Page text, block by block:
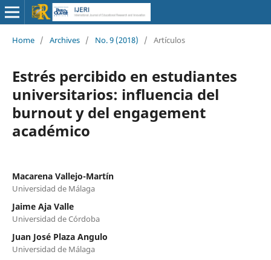
Home / Archives / No. 9 (2018) / Artículos
Estrés percibido en estudiantes
universitarios: influencia del
burnout y del engagement
académico
Macarena Vallejo-Martín
Universidad de Málaga
Jaime Aja Valle
Universidad de Córdoba
Juan José Plaza Angulo
Universidad de Málaga